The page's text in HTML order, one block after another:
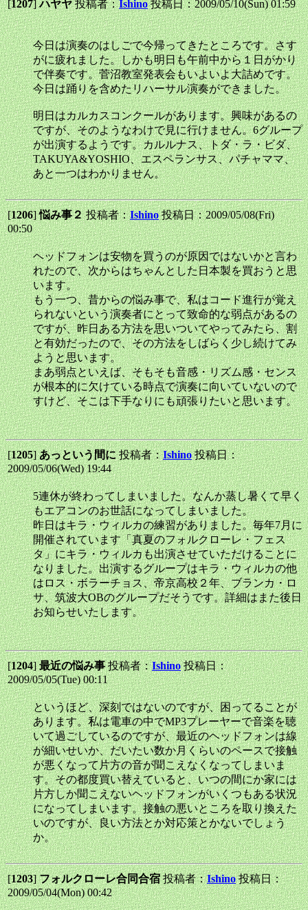
[1207]ハヤヤ投稿者：Ishino 投稿日：2009/05/10(Sun) 01:59
今日は演奏のはしごで今帰ってきたところです。さす
がに疲れました。しかも明日も午前中から１日がかり
で伴奏です。菅沼教室発表会もいよいよ大詰めです。
今日は踊りを含めたリハーサル演奏ができました。
明日はカルカスコンクールがあります。興味があるの
ですが、そのようなわけで見に行けません。6グループ
が出演するようです。カルルナス、トダ・ラ・ビダ、
TAKUYA&YOSHIO、エスペランサス、パチャママ、
あと一つはわかりません。
[1206]悩み事２投稿者：Ishino 投稿日：2009/05/08(Fri)
00:50
ヘッドフォンは安物を買うのが原因ではないかと言わ
れたので、次からはちゃんとした日本製を買おうと思
います。
もう一つ、昔からの悩み事で、私はコード進行が覚え
られないという演奏者にとって致命的な弱点があるの
ですが、昨日ある方法を思いついてやってみたら、割
と有効だったので、その方法をしばらく少し続けてみ
ようと思います。
まあ弱点といえば、そもそも音感・リズム感・センス
が根本的に欠けている時点で演奏に向いていないので
すけど、そこは下手なりにも頑張りたいと思います。
[1205]あっという間に投稿者：Ishino 投稿日：
2009/05/06(Wed) 19:44
5連休が終わってしまいました。なんか蒸し暑くて早く
もエアコンのお世話になってしまいました。
昨日はキラ・ウィルカの練習がありました。毎年7月に
開催されています「真夏のフォルクローレ・フェス
タ」にキラ・ウィルカも出演させていただけることに
なりました。出演するグループはキラ・ウィルカの他
はロス・ボラーチョス、帝京高校２年、ブランカ・ロ
サ、筑波大OBのグループだそうです。詳細はまた後日
お知らせいたします。
[1204]最近の悩み事投稿者：Ishino 投稿日：
2009/05/05(Tue) 00:11
というほど、深刻ではないのですが、困ってることが
あります。私は電車の中でMP3プレーヤーで音楽を聴
いて過ごしているのですが、最近のヘッドフォンは線
が細いせいか、だいたい数か月くらいのペースで接触
が悪くなって片方の音が聞こえなくなってしまいま
す。その都度買い替えていると、いつの間にか家には
片方しか聞こえないヘッドフォンがいくつもある状況
になってしまいます。接触の悪いところを取り換えた
いのですが、良い方法とか対応策とかないでしょう
か。
[1203]フォルクローレ合同合宿投稿者：Ishino 投稿日：
2009/05/04(Mon) 00:42